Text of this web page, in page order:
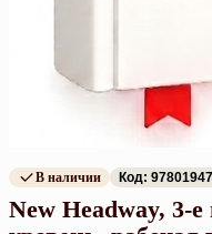
В наличии Код:
New Headway, 3-